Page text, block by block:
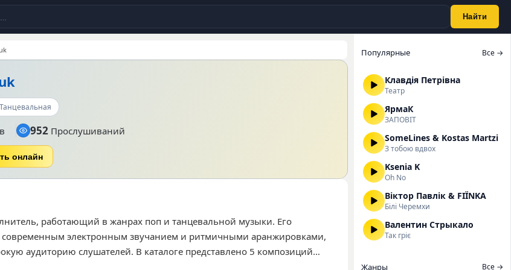
Найти
952 Прослушиваний
онлайн
работающий в жанрах поп и танцевальной музыки. Его
современным электронным звучанием и ритмичными аранжировками,
аудиторию слушателей. В каталоге представлено 5 композиций
прослушиваний на нашем ресурсе. Среди наиболее популярных треков
Популярные Все →
Клавдія Петрівна
Театр
ЯрмаК
ЗАПОВІТ
SomeLines & Kostas Martzi
З тобою вдвох
Ksenia K
Oh No
Віктор Павлік & FIЇNKA
Білі Черемхи
Валентин Стрыкало
Так гріє
Жанры Все →